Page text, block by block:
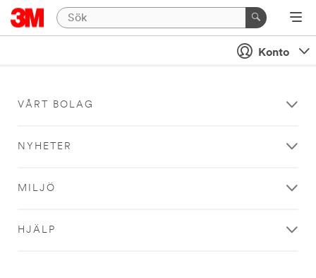
Konto
VÅRT BOLAG
NYHETER
MILJÖ
HJÄLP